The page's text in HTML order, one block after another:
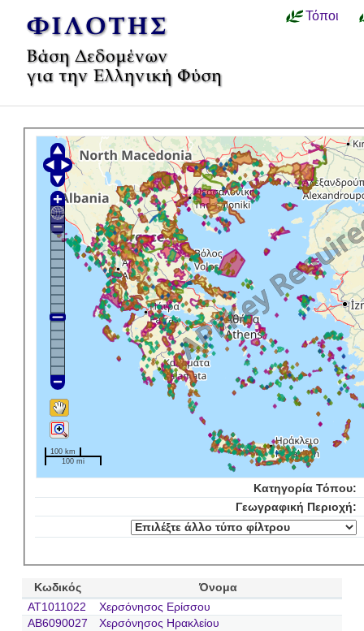
Τόποι
100 km
100 mi
Κατηγορία Τόπου:
Γεωγραφική Περιοχή:
Κωδικός
Όνομα
AT1011022
Χερσόνησος Ερίσσου
AB6090027
Χερσόνησος Ηρακλείου